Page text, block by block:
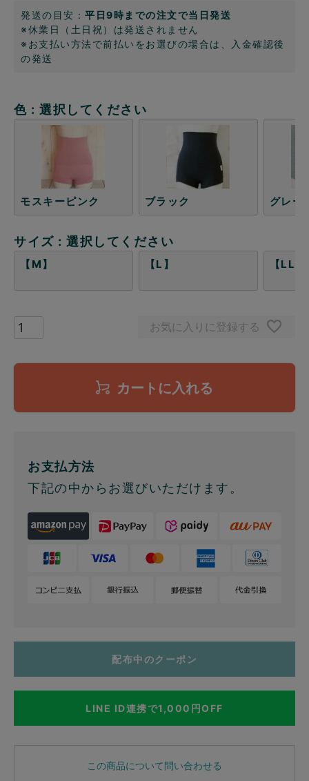
発送の目安： 平日9時までの注文で当日発送
※休業日（土日祝）は発送されません
※お支払い方法で前払いをお選びの場合は、入金確認後
の発送
色 選択してください
モスキーピンク ブラック グレー
サイズ 選択してください
【M】 【L】 【LL】
お気に入りに登録する
カートに入れる
お支払方法
下記の中からお選びいただけます。
配布中のクーポン
LINE ID連携で1,000円OFF
この商品について問い合わせる